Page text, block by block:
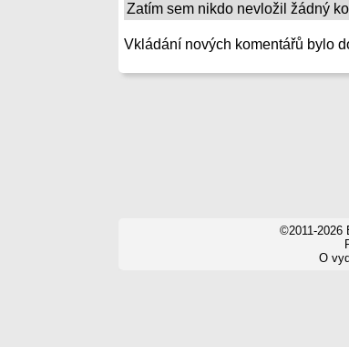
Zatím sem nikdo nevložil žádný
Vkládání nových komentářů bylo
©2011-2026
O